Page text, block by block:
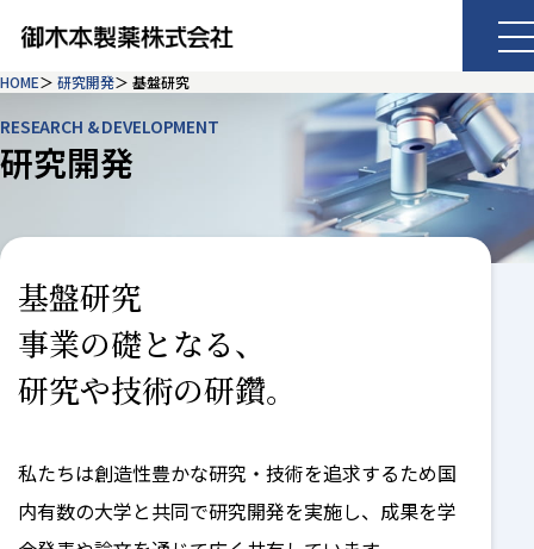
HOME 研究開発 基盤研究
RESEARCH & DEVELOPMENT
研究開発
基盤研究
事業の礎となる、
研究や技術の研鑽。
私たちは創造性豊かな研究・技術を追求するため国
内有数の大学と共同で研究開発を実施し、成果を学